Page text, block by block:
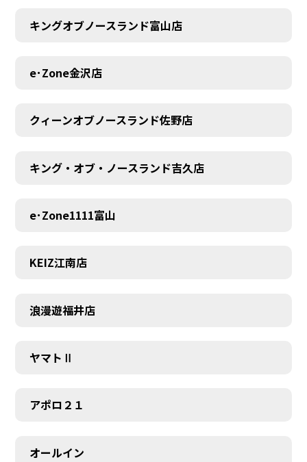
キングオブノースランド富山店
e･Zone金沢店
クィーンオブノースランド佐野店
キング・オブ・ノースランド吉久店
e･Zone1111富山
KEIZ江南店
浪漫遊福井店
ヤマトⅡ
アポロ２１
オールイン